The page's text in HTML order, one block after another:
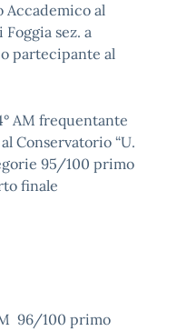
al
sez. a
partecipante al
AM frequentante
Conservatorio “U.
95/100 primo
finale
96/100 primo